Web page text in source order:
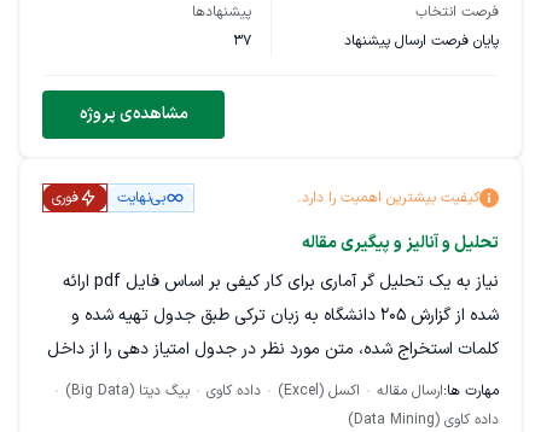
فرصت انتخاب
پایان فرصت ارسال پیشنهاد
پیشنهادها
37
مشاهده‌ی پروژه
کیفیت بیشترین اهمیت را دارد. بی‌نهایت فوری
تحلیل و آنالیز و پیگیری مقاله
نیاز به یک تحلیل گر آماری برای کار کیفی بر اساس فایل pdf ارائه
شده از گزارش 205 دانشگاه به زبان ترکی طبق جدول تهیه شده و
کلمات استخراج شده، متن مورد نظر در جدول امتیاز دهی را از داخل
متن پیدا کند و به آن شاخص امتیاز 1 تا 5 بدهد
مهارت ها:ارسال مقاله اکسل (Excel) داده کاوی
بیگ دیتا (Big Data)
داده کاوی (Data Mining)